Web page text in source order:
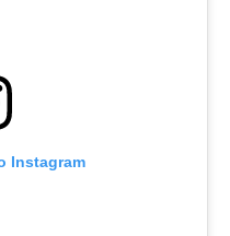
Instagram